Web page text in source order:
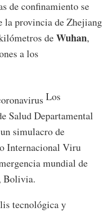
de confinamiento se
la provincia de Zhejiang
deWuhan,
a los
Los
Salud Departamental
simulacro de
Internacional Viru
mundial de
Bolivia.
tecnológica y